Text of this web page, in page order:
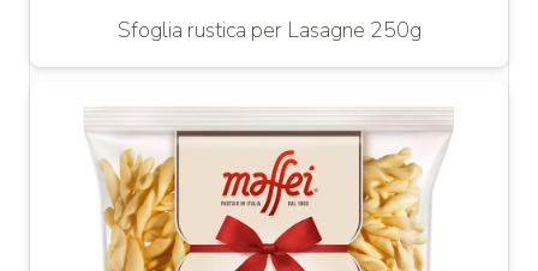
Sfoglia rustica per Lasagne 250g